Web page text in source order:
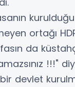
ortağı
da
!!!"
devlet